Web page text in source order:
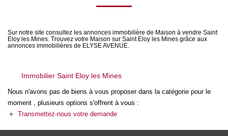
Qui Sommes-Nous
Nos Actualités
CONTACT
Sur notre site consultez les annonces immobilière de Maison à vendre Saint
Eloy les Mines. Trouvez votre Maison sur Saint Eloy les Mines grâce aux
annonces immobilières de ELYSE AVENUE.
Immobilier Saint Eloy les Mines
Nous n'avons pas de biens à vous proposer dans la catégorie pour le
moment , plusieurs options s'offrent à vous :
Transmettez-nous votre demande